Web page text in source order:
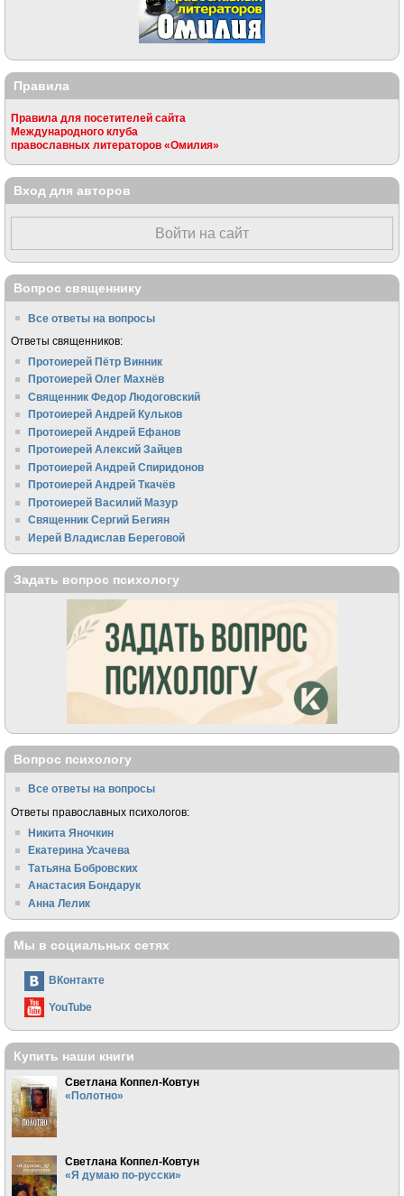
Правила
Правила для посетителей сайта
Международного клуба
православных литераторов «Омилия»
Вход для авторов
Войти на сайт
Вопрос священнику
Все ответы на вопросы
Ответы священников:
Протоиерей Пётр Винник
Протоиерей Олег Махнёв
Священник Федор Людоговский
Протоиерей Андрей Кульков
Протоиерей Андрей Ефанов
Протоиерей Алексий Зайцев
Протоиерей Андрей Спиридонов
Протоиерей Андрей Ткачёв
Протоиерей Василий Мазур
Священник Сергий Бегиян
Иерей Владислав Береговой
Задать вопрос психологу
Вопрос психологу
Все ответы на вопросы
Ответы православных психологов:
Никита Яночкин
Екатерина Усачева
Татьяна Бобровских
Анастасия Бондарук
Анна Лелик
Мы в социальных сетях
ВКонтакте
YouTube
Купить наши книги
Светлана Коппел-Ковтун
«Полотно»
Светлана Коппел-Ковтун
«Я думаю по-русски»